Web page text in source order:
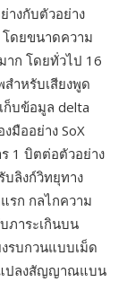
างกับตัวอย่าง
ดยขนาดความ
ก โดยทั่วไป 16
ำหรับเสียงพูด
บข้อมูล delta
มืออย่าง SoX
1 บิตต่อตัวอย่าง
บลิงก์วิทยุทาง
รก กลไกความ
ภาระเกินบน
รบกวนแบบเม็ด
แปลงสัญญาณแบน